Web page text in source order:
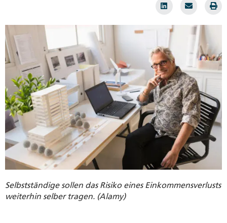
Selbstständige sollen das Risiko eines Einkommensverlusts
weiterhin selber tragen. (Alamy)